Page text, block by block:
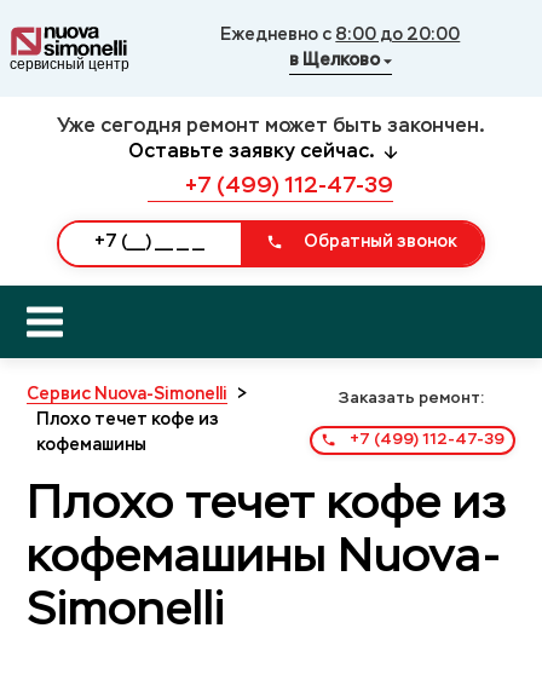
Ежедневно с 8:00 до 20:00
в Щелково
Уже сегодня ремонт может быть закончен.
Оставьте заявку сейчас.
+7 (499) 112-47-39
Обратный звонок
Сервис Nuova-Simonelli
>
Плохо течет кофе из
кофемашины
Заказать ремонт:
+7 (499) 112-47-39
Плохо течет кофе из
кофемашины Nuova-
Simonelli